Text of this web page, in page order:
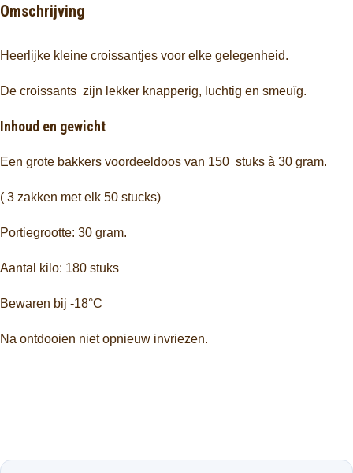
Omschrijving
Heerlijke kleine croissantjes voor elke gelegenheid.
De croissants zijn lekker knapperig, luchtig en smeuïg.
Inhoud en gewicht
Een grote bakkers voordeeldoos van 150 stuks à 30 gram.
( 3 zakken met elk 50 stucks)
Portiegrootte: 30 gram.
Aantal kilo: 180 stuks
Bewaren bij -18°C
Na ontdooien niet opnieuw invriezen.